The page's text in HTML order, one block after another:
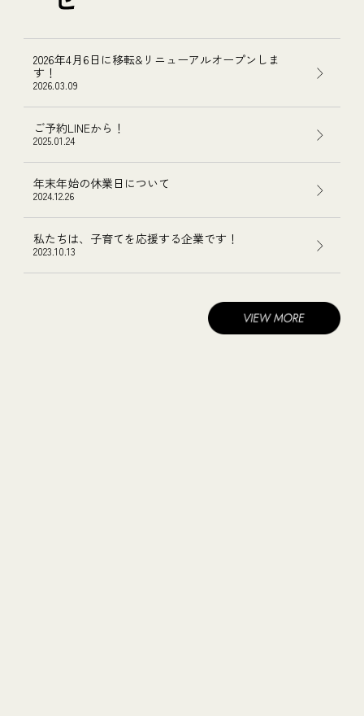
2026年4月6日に移転&リニューアルオープンしま
す！
2026.03.09
ご予約LINEから！
2025.01.24
年末年始の休業日について
2024.12.26
私たちは、子育てを応援する企業です！
2023.10.13